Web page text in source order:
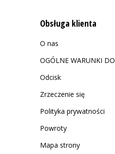
Obsługa klienta
O nas
OGÓLNE WARUNKI
Odcisk
Zrzeczenie się
Polityka prywatności
Powroty
Mapa strony